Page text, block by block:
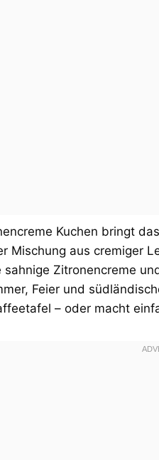
Kuchen bringt
Mischung aus cremiger
sahnige Zitronencreme
Feier und
– oder macht